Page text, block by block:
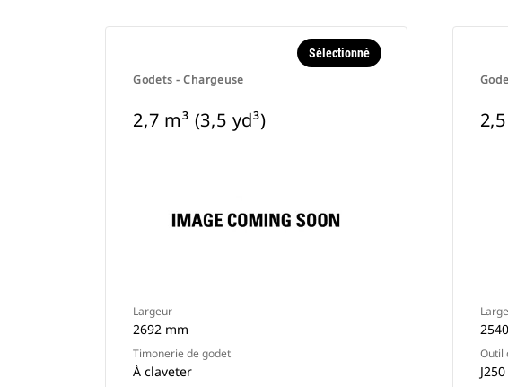
Godets - Chargeuse
Sélectionné
2,7 m³ (3,5 yd³)
Largeur
2692 mm
Timonerie de godet
À claveter
Outil
J250